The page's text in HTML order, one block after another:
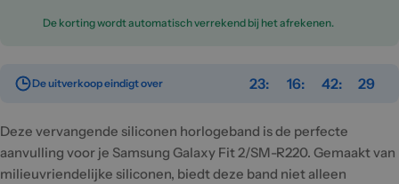
De korting wordt automatisch verrekend bij het afrekenen.
De uitverkoop eindigt over 23 16 42 29
Deze vervangende siliconen horlogeband is de perfecte
aanvulling voor je Samsung Galaxy Fit 2/SM-R220. Gemaakt van
milieuvriendelijke siliconen, biedt deze band niet alleen